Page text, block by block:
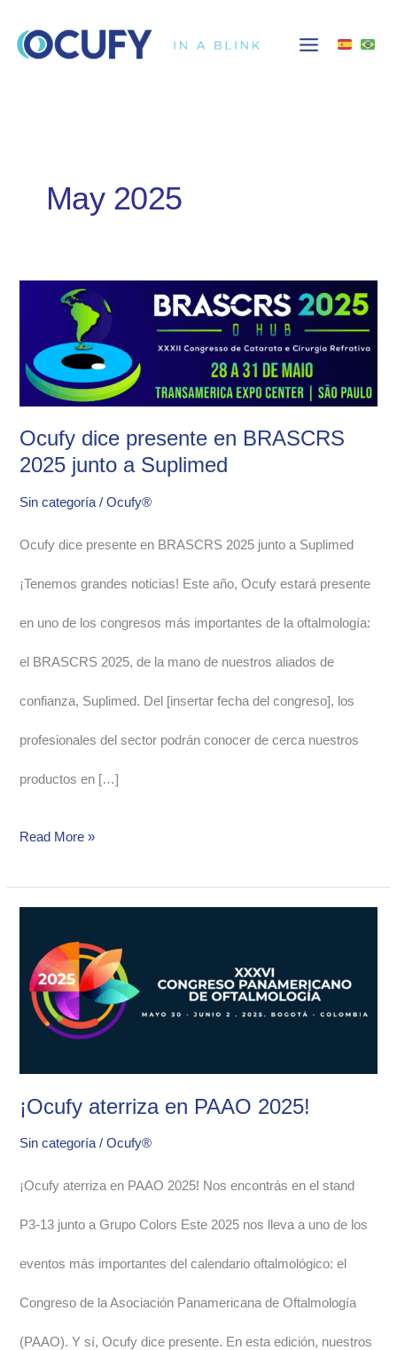
May 2025
Ocufy dice presente en BRASCRS
2025 junto a Suplimed
Sin categoría /Ocufy®
Ocufy dice presente en BRASCRS 2025 junto a Suplimed
¡Tenemos grandes noticias! Este año, Ocufy estará presente
en uno de los congresos más importantes de la oftalmología:
el BRASCRS 2025, de la mano de nuestros aliados de
confianza, Suplimed. Del [insertar fecha del congreso], los
profesionales del sector podrán conocer de cerca nuestros
productos en […]
presente
BRASCRS
2025
Read More »
¡Ocufy aterriza en PAAO 2025!
Sin categoría/Ocufy®
¡Ocufy aterriza en PAAO 2025! Nos encontrás en el stand
P3-13 junto a Grupo Colors Este 2025 nos lleva a uno de los
eventos más importantes del calendario oftalmológico: el
Congreso de la Asociación Panamericana de Oftalmología
(PAAO). Y sí, Ocufy dice presente. En esta edición, nuestros
aterriza
en